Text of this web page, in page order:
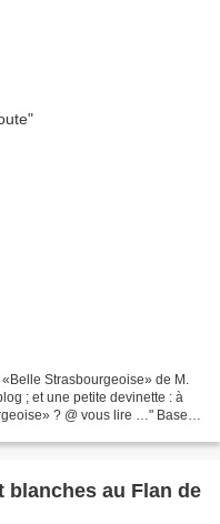
Strasbourgeoise» de M.
; et une petite devinette : à
? @ vous lire …" Base 1
blanches au Flan de